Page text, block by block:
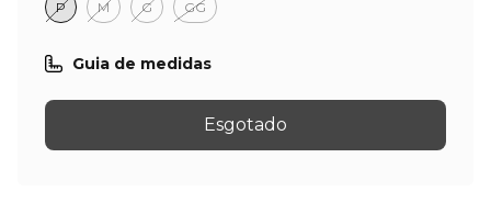
P M G GG
Guia de medidas